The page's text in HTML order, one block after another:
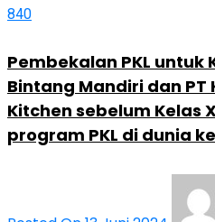
840
Pembekalan PKL untuk
Bintang Mandiri dan
Kitchen sebelum Kelas
program PKL di dunia